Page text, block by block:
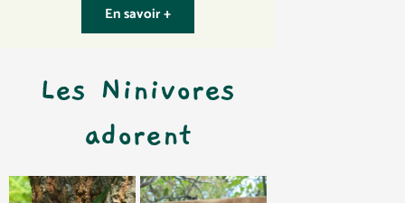
En savoir +
Les Ninivores
adorent